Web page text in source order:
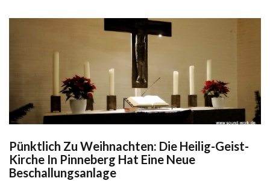
Pünktlich Zu Weihnachten: Die Heilig-Geist-
Kirche In Pinneberg Hat Eine Neue
Beschallungsanlage